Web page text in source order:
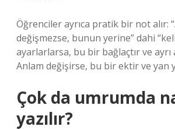
Öğrenciler ayrıca pratik bir not alır:
değişmezse, bunun yerine” dahi
ayarlarlarsa, bu bir bağlaçtır ve ayrı
Anlam değişirse, bu bir ektir ve yan
Çok da umrumda
yazılır?